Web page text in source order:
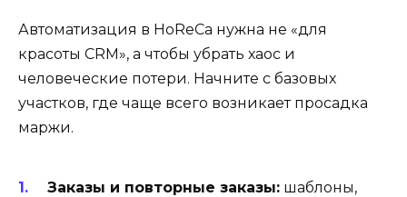
Автоматизация в HoReCa нужна не «для
красоты CRM», а чтобы убрать хаос и
человеческие потери. Начните с базовых
участков, где чаще всего возникает просадка
маржи.
Заказы и повторные заказы: шаблоны,